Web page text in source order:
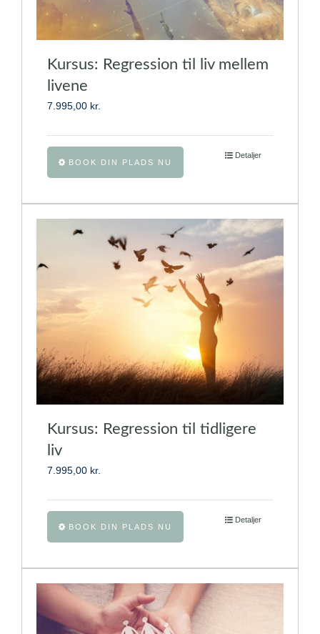
Kursus: Regression til liv mellem
livene
7.995,00 kr.
BOOK DIN PLADS NU
flere
varianter.
Mulighederne
kan
vælges
på
varesiden
Detaljer
Kursus: Regression til tidligere
liv
7.995,00 kr.
BOOK DIN PLADS NU
flere
varianter.
Mulighederne
kan
Detaljer